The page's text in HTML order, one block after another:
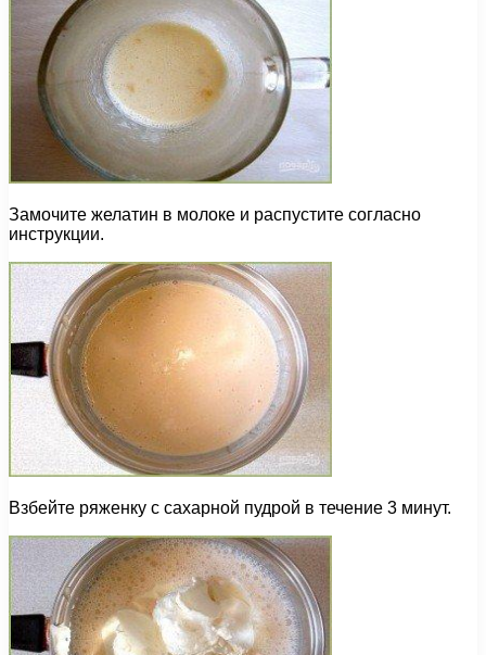
Замочите желатин в молоке и распустите согласно
инструкции.
Взбейте ряженку с сахарной пудрой в течение 3 минут.